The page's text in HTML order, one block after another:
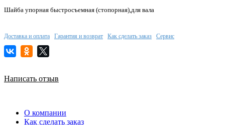
Шайба упорная быстросъемная (стопорная),для вала
Доставка и оплата Гарантия и возврат Как сделать заказ Сервис
Написать отзыв
О компании
Как сделать заказ